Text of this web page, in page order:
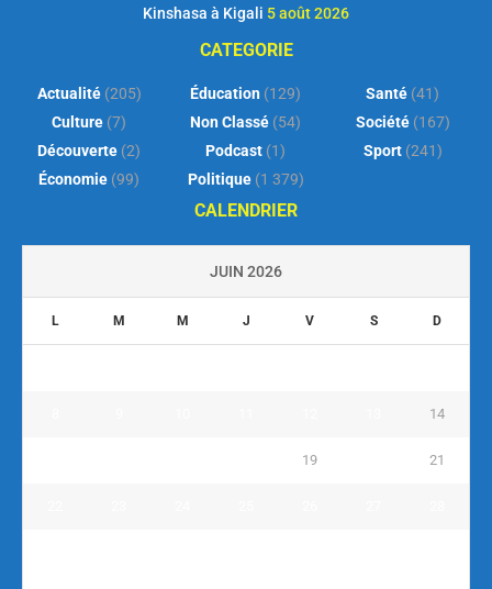
Kinshasa à Kigali 5 août 2026
CATEGORIE
Actualité(205)
Culture (7)
Découverte (2)
Économie (99)
Éducation (129)
Non Classé (54)
Podcast (1)
Politique(1 379)
Santé (41)
Société(167)
Sport(241)
CALENDRIER
JUIN 2026
L M M J V S D
14
19 21